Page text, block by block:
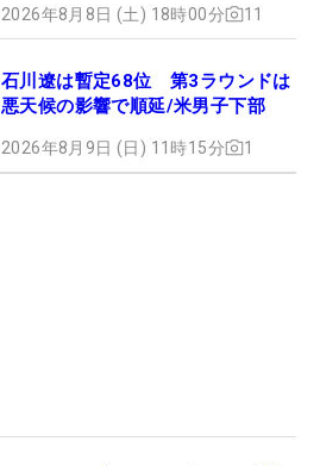
2026年8月8日 (土) 18時00分 11
石川遼は暫定68位 第3ラウンドは
悪天候の影響で順延/米男子下部
2026年8月9日 (日) 11時15分 1